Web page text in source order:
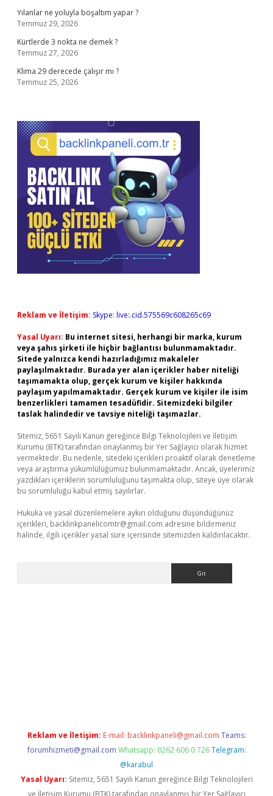
Yılanlar ne yoluyla boşaltım yapar ?
Temmuz 29, 2026
Kürtlerde 3 nokta ne demek ?
Temmuz 27, 2026
Klima 29 derecede çalışır mı ?
Temmuz 25, 2026
Reklam ve İletişim: Skype: live:.cid.575569c608265c69
Yasal Uyarı: Bu internet sitesi, herhangi bir marka, kurum
veya şahıs şirketi ile hiçbir bağlantısı bulunmamaktadır.
Sitede yalnızca kendi hazırladığımız makaleler
paylaşılmaktadır. Burada yer alan içerikler haber niteliği
taşımamakta olup, gerçek kurum ve kişiler hakkında
paylaşım yapılmamaktadır. Gerçek kurum ve kişiler ile isim
benzerlikleri tamamen tesadüfidir. Sitemizdeki bilgiler
taslak halindedir ve tavsiye niteliği taşımazlar.
Sitemiz, 5651 Sayılı Kanun gereğince Bilgi Teknolojileri ve İletişim
Kurumu (BTK) tarafından onaylanmış bir Yer Sağlayıcı olarak hizmet
vermektedir. Bu nedenle, sitedeki içerikleri proaktif olarak denetleme
veya araştırma yükümlülüğümüz bulunmamaktadır. Ancak, üyelerimiz
yazdıkları içeriklerin sorumluluğunu taşımakta olup, siteye üye olarak
bu sorumluluğu kabul etmiş sayılırlar.
Hukuka ve yasal düzenlemelere aykırı olduğunu düşündüğünüz
içerikleri, backlinkpanelicomtr@gmail.com adresine bildirmeniz
halinde, ilgili içerikler yasal süre içerisinde sitemizden kaldırılacaktır.
Reklam ve İletişim: E-mail: backlinkpaneli@gmail.com Teams:
forumhizmeti@gmail.com Whatsapp: 0262 606 0 726 Telegram:
@karabul
Yasal Uyarı: Sitemiz, 5651 Sayılı Kanun gereğince Bilgi Teknolojileri
ve İletişim Kurumu (BTK) tarafından onaylanmış bir Yer Sağlayıcı